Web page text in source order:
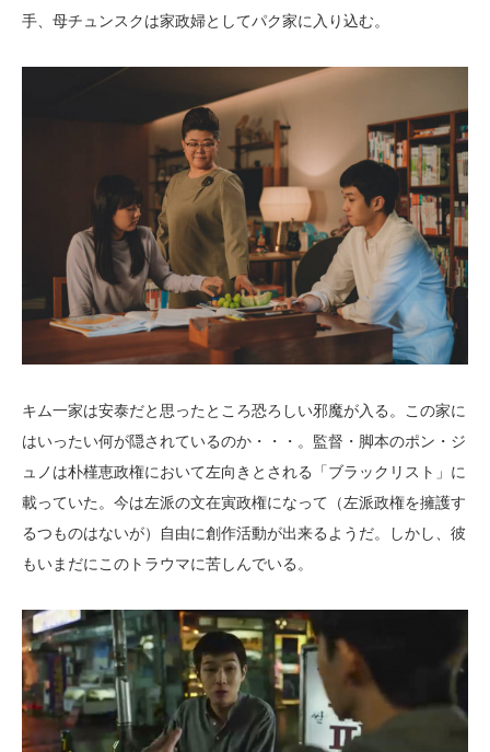
手、母チュンスクは家政婦としてパク家に入り込む。
キム一家は安泰だと思ったところ恐ろしい邪魔が入る。この家に
はいったい何が隠されているのか・・・。監督・脚本のポン・ジ
ュノは朴槿恵政権において左向きとされる「ブラックリスト」に
載っていた。今は左派の文在寅政権になって（左派政権を擁護す
るつものはないが）自由に創作活動が出来るようだ。しかし、彼
もいまだにこのトラウマに苦しんでいる。